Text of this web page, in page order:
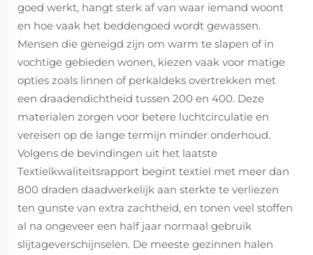
goed werkt, hangt sterk af van waar iemand woont
en hoe vaak het beddengoed wordt gewassen.
Mensen die geneigd zijn om warm te slapen of in
vochtige gebieden wonen, kiezen vaak voor matige
opties zoals linnen of perkaldeks overtrekken met
een draadendichtheid tussen 200 en 400. Deze
materialen zorgen voor betere luchtcirculatie en
vereisen op de lange termijn minder onderhoud.
Volgens de bevindingen uit het laatste
Textielkwaliteitsrapport begint textiel met meer dan
800 draden daadwerkelijk aan sterkte te verliezen
ten gunste van extra zachtheid, en tonen veel stoffen
al na ongeveer een half jaar normaal gebruik
slijtageverschijnselen. De meeste gezinnen halen